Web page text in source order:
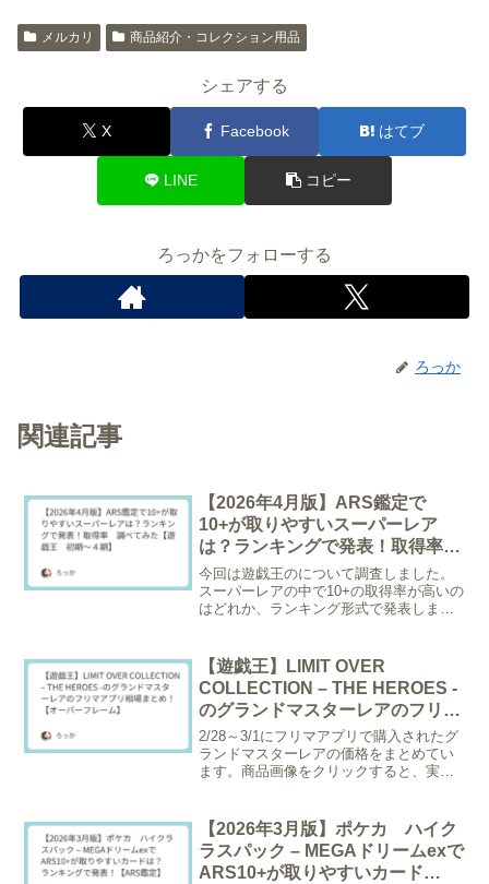
メルカリ 商品紹介・コレクション用品
シェアする
X Facebook はてブ
LINE コピー
ろっかをフォローする
ろっか
関連記事
【2026年4月版】ARS鑑定で
10+が取りやすいスーパーレア
は？ランキングで発表！取得率
調べてみた【遊戯王 初期～４
期】
今回は遊戯王のについて調査しました。
スーパーレアの中で10+の取得率が高いの
はどれか、ランキング形式で発表しま
クリックするとトレトクの在庫ページへ
メルカリ出...
【遊戯王】LIMIT OVER
COLLECTION – THE HEROES -
のグランドマスターレアのフリマ
アプリ相場まとめ！【オーバーフ
レーム】
2/28～3/1にフリマアプリで購入されたグ
ランドマスターレアの価格をまとめてい
ます。商品画像をクリックすると、実際
により作成された画像になります。 王の
しもべ ブラッ...
【2026年3月版】ポケカ ハイク
ラスパック – MEGAドリームexで
ARS10+が取りやすいカード